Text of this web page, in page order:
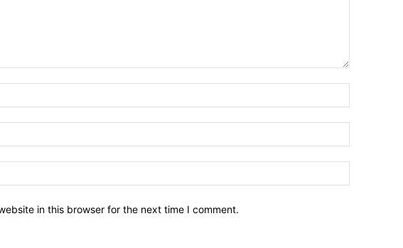
in this browser for the next time I comment.